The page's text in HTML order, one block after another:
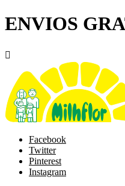
ENVIOS

Facebook
Twitter
Pinterest
Instagram